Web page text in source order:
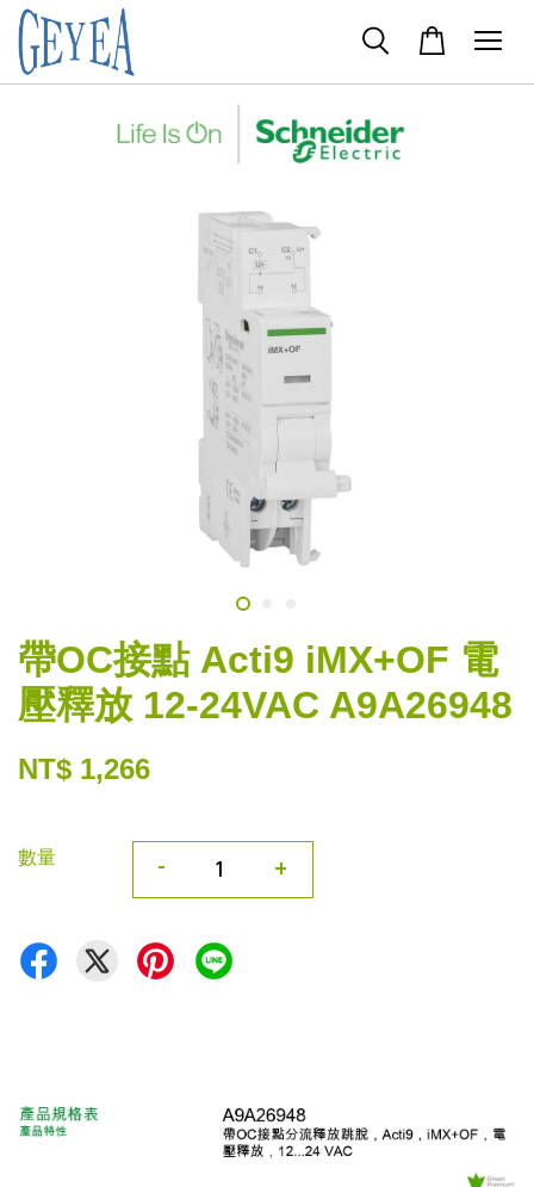
帶OC接點 Acti9 iMX+OF 電
壓釋放 12-24VAC A9A26948
NT$ 1,266
數量 - +